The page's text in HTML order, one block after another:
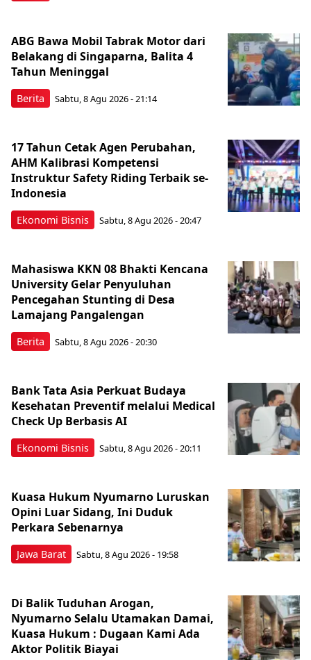
Berita
ABG Bawa Mobil Tabrak Motor dari
Belakang di Singaparna, Balita 4
Tahun Meninggal
Sabtu, 8 Agu 2026 - 21:14
Ekonomi Bisnis
17 Tahun Cetak Agen Perubahan,
AHM Kalibrasi Kompetensi
Instruktur Safety Riding Terbaik se-
Indonesia
Sabtu, 8 Agu 2026 - 20:47
Berita
Mahasiswa KKN 08 Bhakti Kencana
University Gelar Penyuluhan
Pencegahan Stunting di Desa
Lamajang Pangalengan
Sabtu, 8 Agu 2026 - 20:30
Ekonomi Bisnis
Bank Tata Asia Perkuat Budaya
Kesehatan Preventif melalui Medical
Check Up Berbasis AI
Sabtu, 8 Agu 2026 - 20:11
Jawa Barat
Kuasa Hukum Nyumarno Luruskan
Opini Luar Sidang, Ini Duduk
Perkara Sebenarnya ​
Sabtu, 8 Agu 2026 - 19:58
Di Balik Tuduhan Arogan,
Nyumarno Selalu Utamakan Damai,
Kuasa Hukum : Dugaan Kami Ada
Aktor Politik Biayai